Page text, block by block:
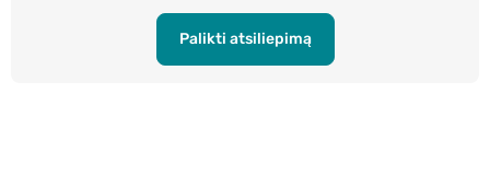
Palikti atsiliepimą